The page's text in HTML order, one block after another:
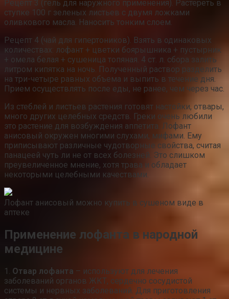
Рецепт 3 (гель для наружного применения). Растереть в
ступке 100 г зеленых листьев с двумя ложками
оливкового масла. Наносить тонким слоем.
Рецепт 4 (чай для гипертоников). Взять в одинаковых
количествах: лофант + цветки боярышника + пустырник
+ омела белая + сушеница топяная. 4 ст. л. сбора залить
литром кипятка на ночь. Полученный раствор разделить
на три-четыре равных объема и выпить в течение дня.
Прием осуществлять после еды, не ранее, чем через час.
Из стеблей и листьев растения готовят настойки, отвары,
много других целебных средств. Греки очень любили
это растение для возбуждения аппетита. Лофант
анисовый окружен многими слухами, мифами. Ему
приписывают различные чудотворные свойства, считая
панацеей чуть ли не от всех болезней. Это слишком
преувеличенное мнение, хотя трава и обладает
некоторыми целебными качествами.
Лофант анисовый можно купить в сушеном виде в
аптеке
Применение лофанта в народной
медицине
1. Отвар лофанта – используют для лечения
заболеваний органов ЖКТ, сердечно сосудистой
системы и нервных заболеваний. Для приготовления